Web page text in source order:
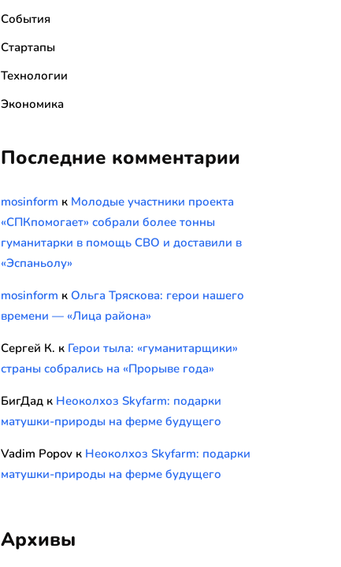
События
Стартапы
Технологии
Экономика
Последние комментарии
mosinform к Молодые участники проекта
«СПКпомогает» собрали более тонны
гуманитарки в помощь СВО и доставили в
«Эспаньолу»
mosinform к Ольга Тряскова: герои нашего
времени — «Лица района»
Сергей К. к Герои тыла: «гуманитарщики»
страны собрались на «Прорыве года»
БигДад к Неоколхоз Skyfarm: подарки
матушки-природы на ферме будущего
Vadim Popov к Неоколхоз Skyfarm: подарки
матушки-природы на ферме будущего
Архивы